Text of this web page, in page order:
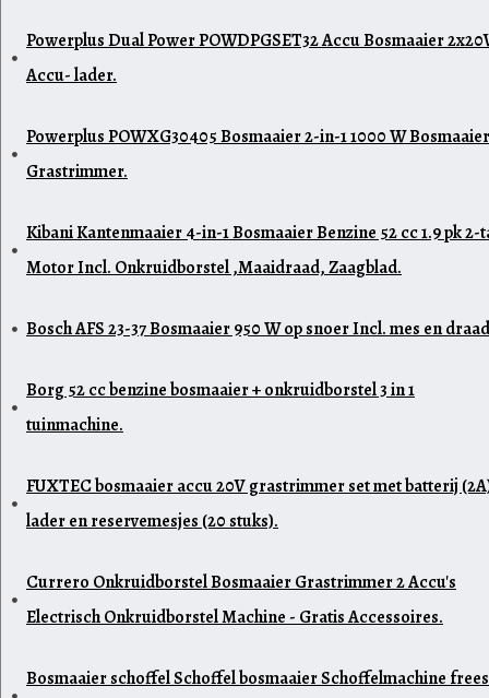
Powerplus Dual Power POWDPGSET32 Accu Bosmaaier
Accu- lader.
Powerplus POWXG30405 Bosmaaier 2-in-1 1000 W Bosmaaier
Grastrimmer.
Kibani Kantenmaaier 4-in-1 Bosmaaier Benzine 52 cc 1.9 pk 2-
Motor Incl. Onkruidborstel ,Maaidraad, Zaagblad.
Bosch AFS 23-37 Bosmaaier 950 W op snoer Incl. mes en
Borg 52 cc benzine bosmaaier + onkruidborstel 3 in 1
tuinmachine.
FUXTEC bosmaaier accu 20V grastrimmer set met batterij
lader en reservemesjes (20 stuks).
Currero Onkruidborstel Bosmaaier Grastrimmer 2 Accu's
Electrisch Onkruidborstel Machine - Gratis Accessoires.
Bosmaaier schoffel Schoffel bosmaaier Schoffelmachine frees